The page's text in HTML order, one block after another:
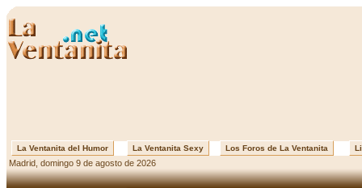
La Ventanita del Humor La Ventanita Sexy Los Foros de La Ventanita
Madrid, domingo 9 de agosto de 2026